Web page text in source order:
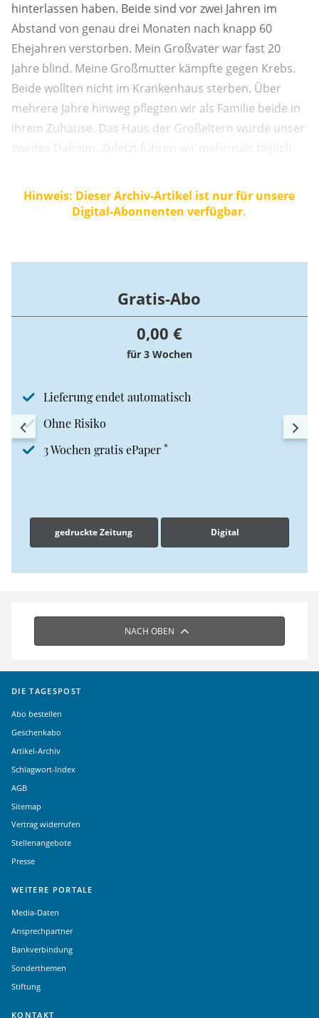
hinterlassen haben. Beide sind vor zwei Jahren im
Abstand von genau drei Monaten nach knapp 60
Ehejahren verstorben. Mein Großvater war fast 20
Jahre blind. Meine Großmutter kämpfte gegen Krebs.
Beide wollten nicht im Krankenhaus sterben. Über
mehrere Jahre hinweg pflegten wir als Familie beide in
ihrem Zuhause. Das Haus der Großeltern wurde unser
zweites Daheim. Zuletzt fuhren wir mehrmals täglich
ihren Betten.
Hinweis: Dieser Archiv-Artikel ist nur für unsere
Digital-Abonnenten verfügbar.
Gratis-Abo
0,00 €
für 3 Wochen
Lieferung endet automatisch
Ohne Risiko
3 Wochen gratis ePaper *
gedruckte Zeitung Digital
NACH OBEN
DIE TAGESPOST
Abo bestellen
Geschenkabo
Artikel-Archiv
Schlagwort-Index
AGB
Sitemap
Vertrag widerrufen
Stellenangebote
Presse
WEITERE PORTALE
Media-Daten
Ansprechpartner
Bankverbindung
Sonderthemen
Stiftung
KONTAKT